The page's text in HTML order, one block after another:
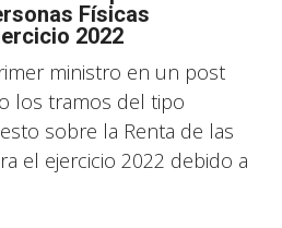
Físicas
2022
ministro en un post
los tramos del tipo
sobre la Renta de las
el ejercicio 2022 debido a